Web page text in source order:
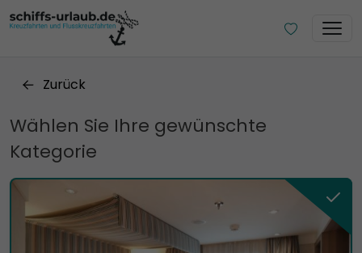
Zurück
Wählen Sie Ihre gewünschte
Kategorie